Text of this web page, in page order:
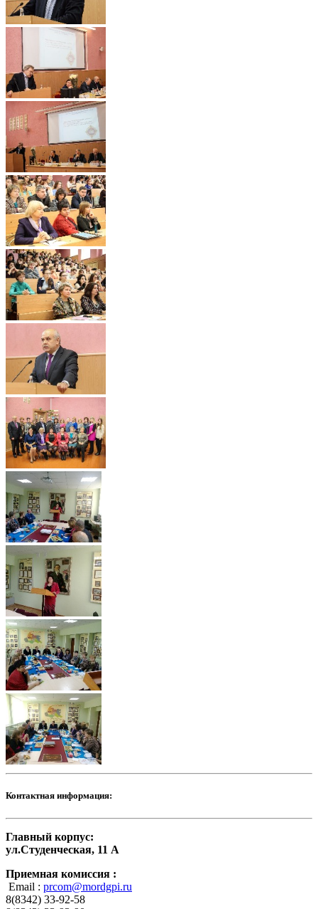
Контактная информация:
Главный корпус:
ул.Студенческая, 11 А
Приемная комиссия :
Email : prcom@mordgpi.ru
8(8342) 33-92-58